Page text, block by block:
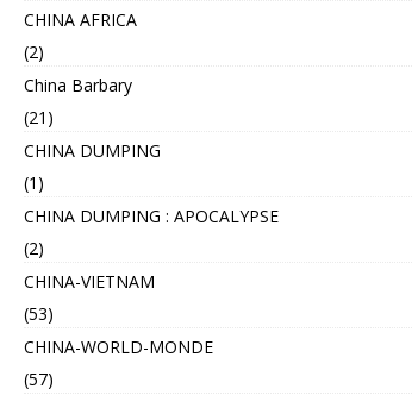
CHINA AFRICA
(2)
China Barbary
(21)
CHINA DUMPING
(1)
CHINA DUMPING : APOCALYPSE
(2)
CHINA-VIETNAM
(53)
CHINA-WORLD-MONDE
(57)